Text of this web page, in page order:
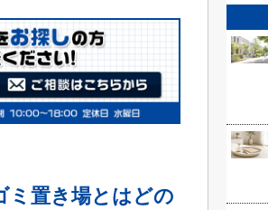
ミ置き場とはどの